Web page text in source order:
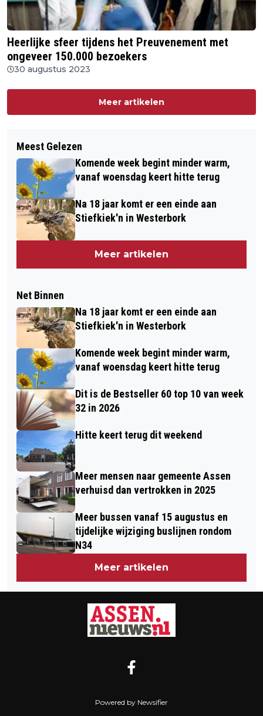
Heerlijke sfeer tijdens het Preuvenement met
ongeveer 150.000 bezoekers
30 augustus 2023
Meer artikelen
Meest Gelezen
Komende week begint minder warm,
vanaf woensdag keert hitte terug
Na 18 jaar komt er een einde aan
Stiefkiek'n in Westerbork
Meer artikelen
Net Binnen
Na 18 jaar komt er een einde aan
Stiefkiek'n in Westerbork
Komende week begint minder warm,
vanaf woensdag keert hitte terug
Dit is de Bestseller 60 top 10 van week
32 in 2026
Hitte keert terug dit weekend
Meer mensen naar gemeente Assen
verhuisd dan vertrokken in 2025
Meer bussen vanaf 15 augustus en
tijdelijke wijziging buslijnen rondom
N34
Meer artikelen
Powered by Newsifier